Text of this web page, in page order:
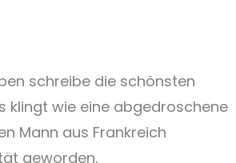
schreibe die schönsten
klingt wie eine abgedroschene
Mann aus Frankreich
geworden.